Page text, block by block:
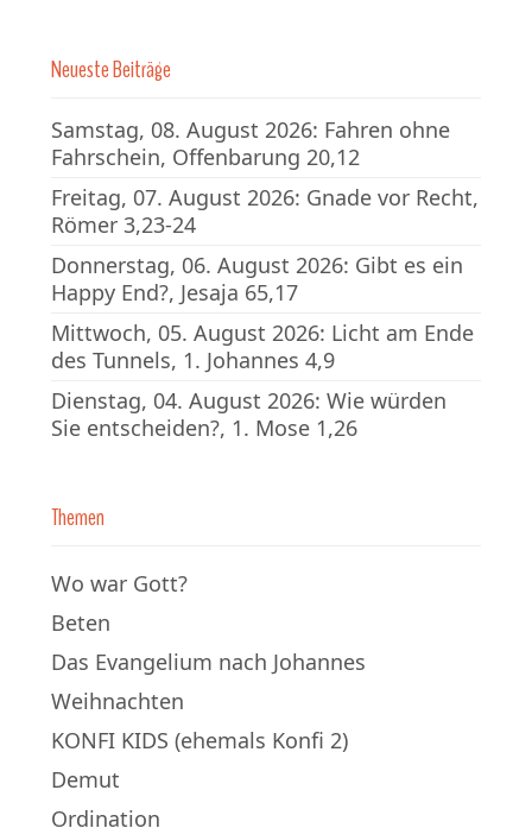
Neueste Beiträge
Samstag, 08. August 2026: Fahren ohne
Fahrschein, Offenbarung 20,12
Freitag, 07. August 2026: Gnade vor Recht,
Römer 3,23-24
Donnerstag, 06. August 2026: Gibt es ein
Happy End?, Jesaja 65,17
Mittwoch, 05. August 2026: Licht am Ende
des Tunnels, 1. Johannes 4,9
Dienstag, 04. August 2026: Wie würden
Sie entscheiden?, 1. Mose 1,26
Themen
Wo war Gott?
Beten
Das Evangelium nach Johannes
Weihnachten
KONFI KIDS (ehemals Konfi 2)
Demut
Ordination